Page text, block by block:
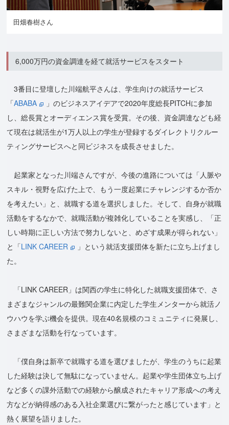
田畑春樹さん
6,000万円の資金調達を経て就活サービスをスタート
3番目に登壇した川端航平さんは、学生向けの就活サービス
「ABABA
」のビジネスアイデアで2020年度総長PITCHに参加
し、総長賞とオーディエンス賞を受賞。その後、資金調達なども経
て現在は就活生が1万人以上の学生が登録するダイレクトリクルー
ティングサービスへと同ビジネスを成長させました。
起業家となった川端さんですが、今後の進路については「人脈や
スキル・視野を広げた上で、もう一度起業にチャレンジするか否か
を考えたい」と、就職する道を選択しました。そして、自身が就職
活動をするなかで、就職活動が複雑化していることを実感し、「正
しい時期に正しい方法で努力しないと、めざす成果が得られない」
と「LINK CAREER
」という就活支援団体を新たに立ち上げまし
た。
「LINK CAREER」は関西の学生に特化した就職支援団体で、さ
まざまなジャンルの最難関企業に内定した学生メンターから就活ノ
ウハウを学ぶ機会を提供。現在40名規模のコミュニティに発展し、
さまざまな活動を行なっています。
「僕自身は新卒で就職する道を選びましたが、学生のうちに起業
した経験は決して無駄になっていません。起業や学生団体立ち上げ
など多くの課外活動での経験から醸成されたキャリア形成への考え
方などが納得感のある入社企業選びに繋がったと感じています」と
熱く展望を語りました。